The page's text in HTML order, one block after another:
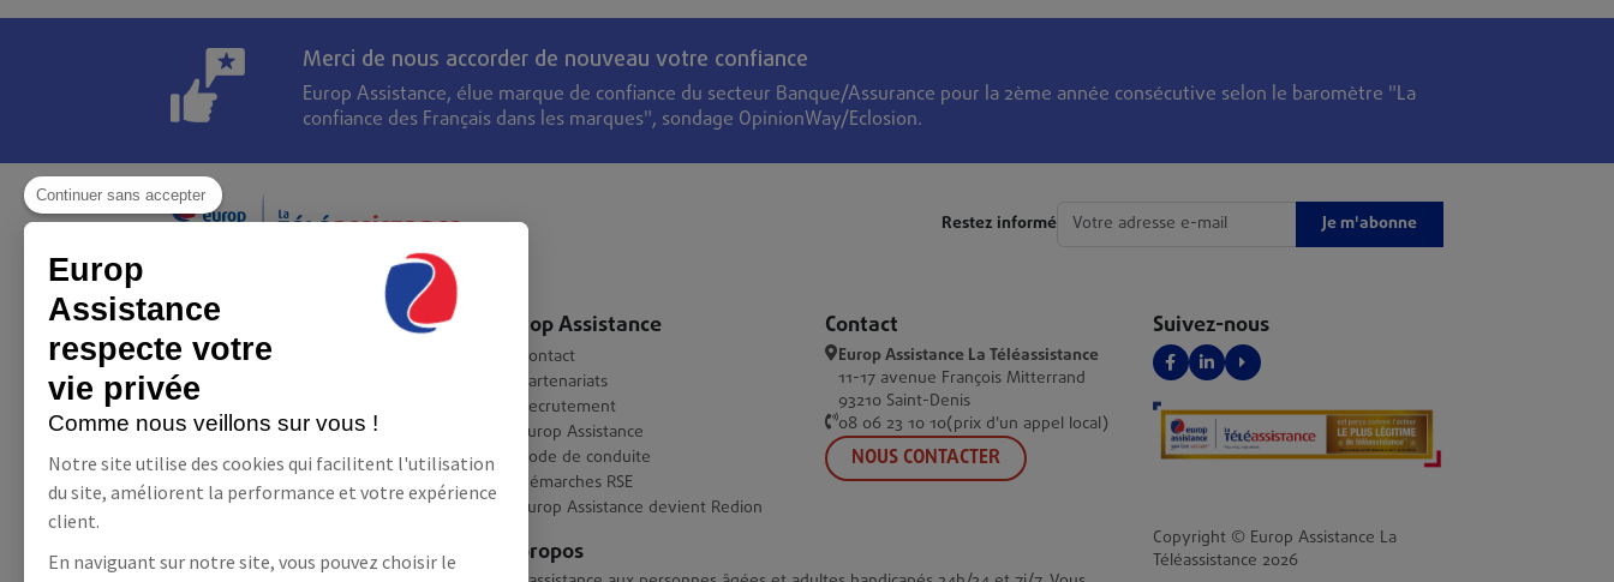
Continuer sans accepter
Europ
Assistance
respecte votre
vie privée
Comme nous veillons sur vous !
Notre site utilise des cookies qui facilitent l'utilisation
du site, améliorent la performance et votre expérience
client.
En naviguant sur notre site, vous pouvez choisir le
Merci de nous accorder de nouveau votre confiance
Europ Assistance, élue marque de confiance du secteur Banque/Assurance pour la 2ème année consécutive selon le baromètre "La
confiance des Français dans les marques", sondage OpinionWay/Eclosion.
Restez informé Je m'abonne
Europ Assistance France
Démarches RSE
Informations
Questions / réponses
Charte déontologique
Mentions légales
Conditions générales
Conditions générales Géolibre
Europ Assistance
Contact
Partenariats
Recrutement
Europ Assistance
Code de conduite
Démarches RSE
Europ Assistance devient Redion
À propos
Contact
Europ Assistance La Téléassistance
11-17 avenue François Mitterrand
93210 Saint-Denis
08 06 23 10 10(prix d'un appel local)
NOUS CONTACTER
Suivez-nous
Facebook
LinkedInYouTube
Copyright © Europ Assistance La
Téléassistance 2026